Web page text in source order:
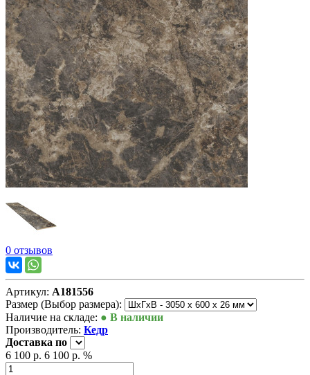
0 отзывов
Артикул: А181556
Размер (Выбор размера):
Наличие на складе: ● В наличии
Производитель: Кедр
Доставка по
6 100 р. 6 100 р. %